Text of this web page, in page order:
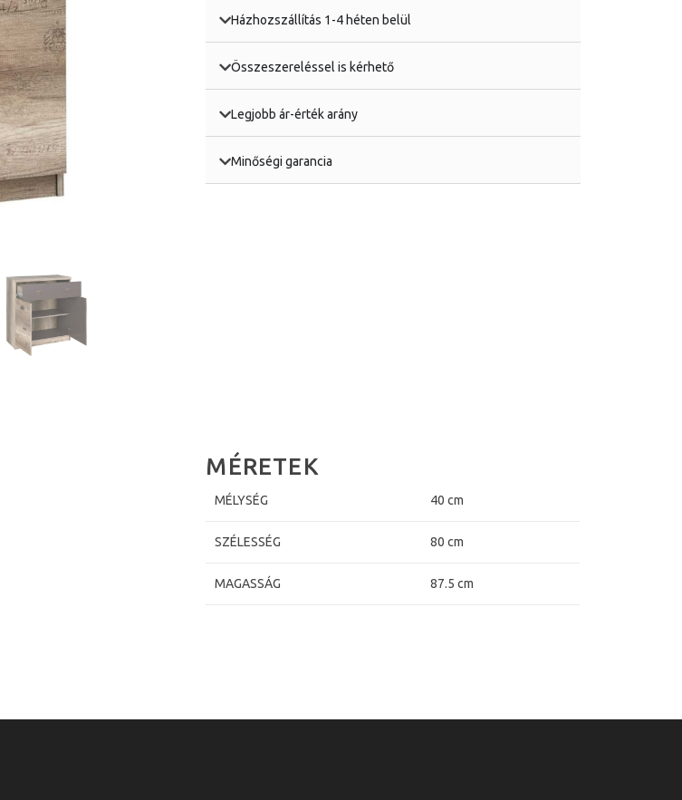
Házhozszállítás 1-4 héten belül
Összeszereléssel is kérhető
Legjobb ár-érték arány
Minőségi garancia
MÉRETEK
MÉLYSÉG 40 cm
SZÉLESSÉG 80 cm
MAGASSÁG 87.5 cm